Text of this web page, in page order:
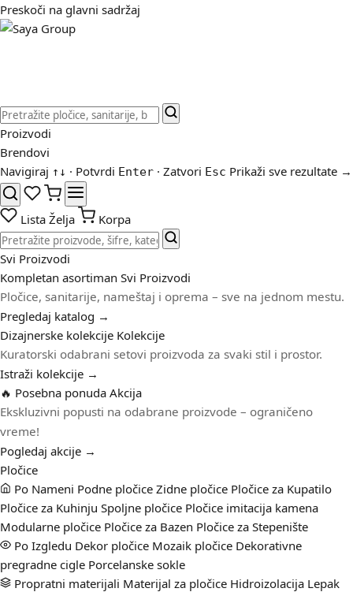
Preskoči na glavni sadržaj
Proizvodi
Brendovi
Navigiraj ↑ ↓ · Potvrdi Enter · Zatvori Esc Prikaži sve rezultate →
Lista Želja Korpa
Svi Proizvodi
Kompletan asortiman Svi Proizvodi
Pločice, sanitarije, nameštaj i oprema – sve na jednom mestu.
Pregledaj katalog →
Dizajnerske kolekcije Kolekcije
Kuratorski odabrani setovi proizvoda za svaki stil i prostor.
Istraži kolekcije →
🔥 Posebna ponuda Akcija
Ekskluzivni popusti na odabrane proizvode – ograničeno
vreme!
Pogledaj akcije →
Pločice
Po Nameni Podne pločice Zidne pločice Pločice za Kupatilo
Pločice za Kuhinju Spoljne pločice Pločice imitacija kamena
Modularne pločice Pločice za Bazen Pločice za Stepenište
Po Izgledu Dekor pločice Mozaik pločice Dekorativne
pregradne cigle Porcelanske sokle
Propratni materijali Materijal za pločice Hidroizolacija Lepak